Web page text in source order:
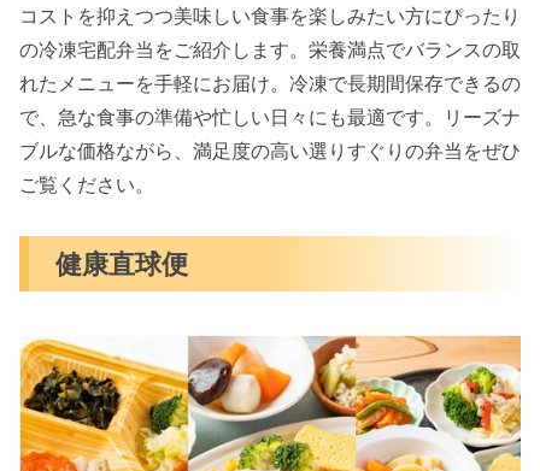
コストを抑えつつ美味しい食事を楽しみたい方にぴったり
の冷凍宅配弁当をご紹介します。栄養満点でバランスの取
れたメニューを手軽にお届け。冷凍で長期間保存できるの
で、急な食事の準備や忙しい日々にも最適です。リーズナ
ブルな価格ながら、満足度の高い選りすぐりの弁当をぜひ
ご覧ください。
健康直球便